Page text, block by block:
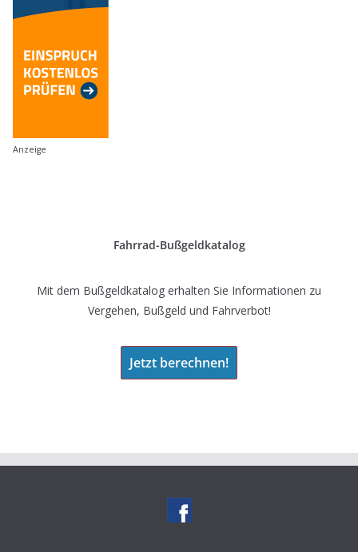
Anzeige
Fahrrad-Bußgeldkatalog
Mit dem Bußgeldkatalog erhalten Sie Informationen zu
Vergehen, Bußgeld und Fahrverbot!
Jetzt berechnen!